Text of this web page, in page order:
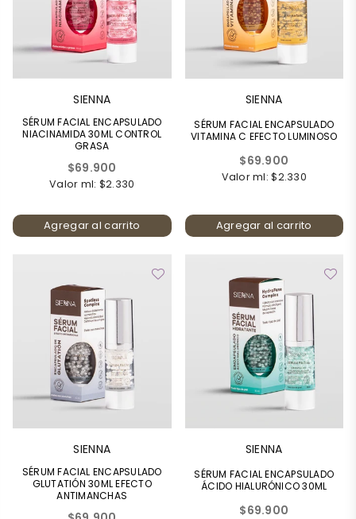
SIENNA
SÉRUM FACIAL ENCAPSULADO
NIACINAMIDA 30ML CONTROL
GRASA
Precio
habitual
$69.900
Valor ml: $2.330
Agregar al carrito
SIENNA
SÉRUM FACIAL ENCAPSULADO
VITAMINA C EFECTO LUMINOSO
Precio
habitual
$69.900
Valor ml: $2.330
Agregar al carrito
SIENNA
SÉRUM FACIAL ENCAPSULADO
GLUTATIÓN 30ML EFECTO
ANTIMANCHAS
SIENNA
SÉRUM FACIAL ENCAPSULADO
ÁCIDO HIALURÓNICO 30ML
Precio
$69.900